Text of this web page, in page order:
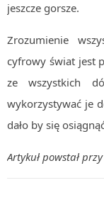
jeszcze gorsze.
Zrozumienie
cyfrowy świat jest
ze wszystkich
wykorzystywać je
dało by się
Artykuł powstał